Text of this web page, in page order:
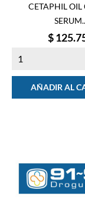
CETAPHIL OIL
Precio
$
AÑADIR AL